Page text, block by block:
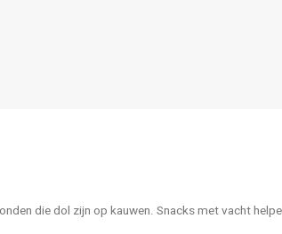
die dol zijn op kauwen. Snacks met vacht